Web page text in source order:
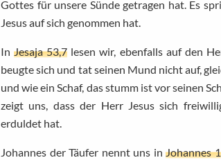
Gottes für unsere Sünde getragen hat. Es
Jesus auf sich genommen hat.
InJesaja 53,7 lesen wir, ebenfalls auf den
beugte sich und tat seinen Mund nicht auf,
und wie ein Schaf, das stumm ist vor seinen
zeigt uns, dass der Herr Jesus sich
erduldet hat.
Johannes der Täufer nennt uns inJohannes 1